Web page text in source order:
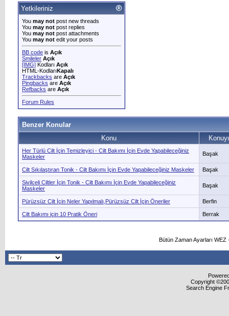
Yetkileriniz
You may not post new threads
You may not post replies
You may not post attachments
You may not edit your posts
BB code is Açık
Smileler Açık
[IMG] Kodları Açık
HTML-KodlarıKapalı
Trackbacks are Açık
Pingbacks are Açık
Refbacks are Açık
Forum Rules
Benzer Konular
Konu
Her Türlü Cilt İçin Temizleyici - Cilt Bakımı İçin Evde Yapabileceğiniz
Maskeler
Başak
Cilt Sıkılaştıran Tonik - Cilt Bakımı İçin Evde Yapabileceğiniz Maskeler Başak
Sivilceli Ciltler İçin Tonik - Cilt Bakımı İçin Evde Yapabileceğiniz
Maskeler
Başak
Pürüzsüz Cilt İçin Neler Yapılmalı,Pürüzsüz Cilt İçin Öneriler Berfin
Cilt Bakımı için 10 Pratik Öneri Berrak
Bütün Zaman Ayarları
Copyright
Search Engine